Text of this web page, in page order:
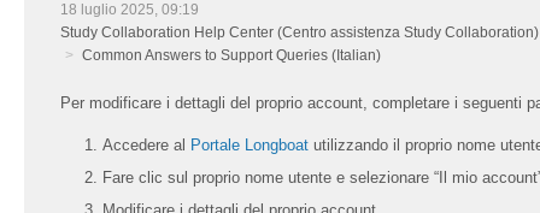
18 luglio 2025, 09:19
Study Collaboration Help Center (Centro assistenza Study Collaboration)
Common Answers to Support Queries (Italian)
Per modificare i dettagli del proprio account, completare i seguenti
Accedere al Portale Longboat utilizzando il proprio nome
Fare clic sul proprio nome utente e selezionare “Il mio